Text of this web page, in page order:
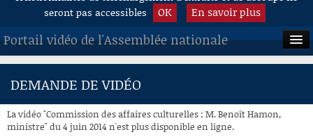
seront pas accessibles
OK En savoir plus
Portail vidéo de l'Assemblée nationale
ACCUEIL
À LA DEMANDE
DEMANDE DE VIDÉO
La vidéo "Commission des affaires culturelles : M. Benoît Hamon,
ministre" du 4 juin 2014 n'est plus disponible en ligne.